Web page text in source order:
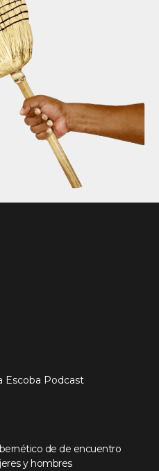
Escoba Podcast
de de encuentro
y hombres